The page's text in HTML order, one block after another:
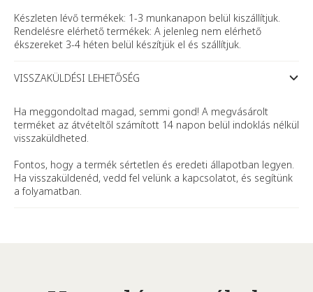
Készleten lévő termékek: 1-3 munkanapon belül kiszállítjuk.
Rendelésre elérhető termékek: A jelenleg nem elérhető
ékszereket 3-4 héten belül készítjük el és szállítjuk.
VISSZAKÜLDÉSI LEHETŐSÉG
Ha meggondoltad magad, semmi gond! A megvásárolt
terméket az átvételtől számított 14 napon belül indoklás nélkül
visszaküldheted.
Fontos, hogy a termék sértetlen és eredeti állapotban legyen.
Ha visszaküldenéd, vedd fel velünk a kapcsolatot, és segítünk
a folyamatban.